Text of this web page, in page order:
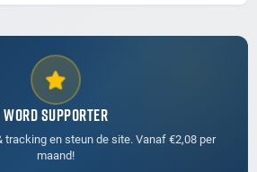
WORD SUPPORTER
tracking en steun de site. Vanaf €2,08 per
maand!